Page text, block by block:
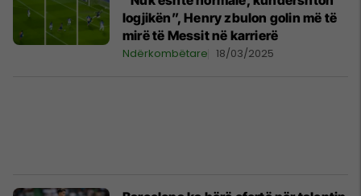
logjikën”, Henry zbulon golin më të
mirë të Messit në karrierë
Ndërkombëtare 18/03/2025